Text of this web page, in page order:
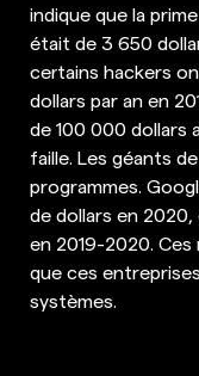
indique que la
était de 3 650
certains hackers
dollars par an en
de 100 000 dollars
faille. Les géants
programmes.
de dollars en
en 2019-2020.
que ces
systèmes.